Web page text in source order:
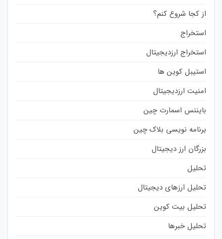
از کجا شروع کنم؟
استخراج
استخراج ارزدیجیتال
استیبل کوین ها
امنیت ارزدیجیتال
بایننس اسمارت چین
برنامه نویسی بلاک چین
بزرگان ارز دیجیتال
تحلیل
تحلیل ارزهای دیجیتال
تحلیل بیت کوین
تحلیل خبرها